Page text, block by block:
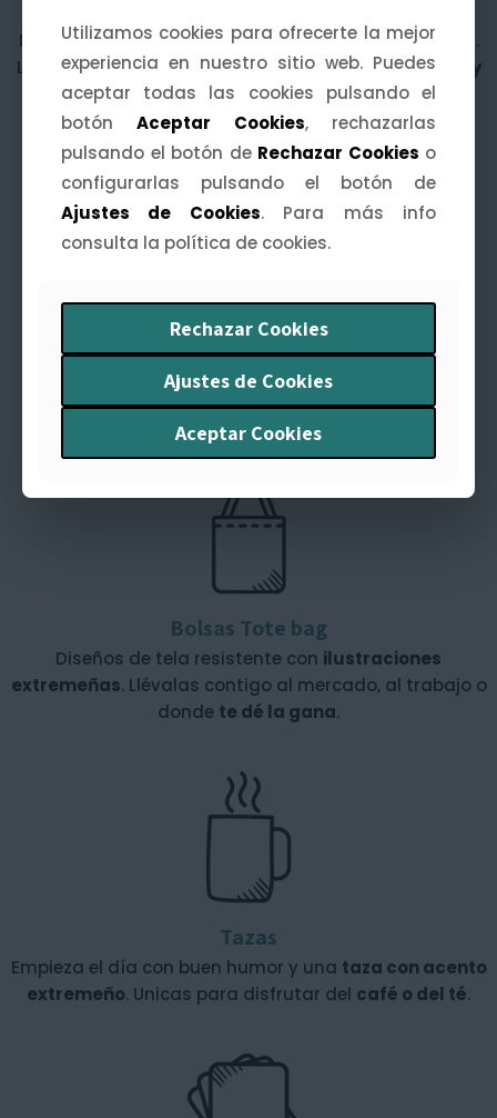
Decora tus paredes con unamijina de Extremadura .
Láminas A4, A5 y A6 inspiradas en paisajes, fiestas y
leyendasde nuestra tierra.
Agendas Extremeñas
Organiza tu año con arte y humor. LaAgenda
Extremeña 2026te acompaña mes a mes con
ilustraciones y curiosidadesde nuestra tierra.
Bolsas Tote bag
Diseños de tela resistente con ilustraciones
extremeñas. Llévalas contigo al mercado, al trabajo o
donde te dé la gana.
Tazas
Empieza el día con buen humor y una taza con acento
extremeño. Unicas para disfrutar del café o del té.
Utilizamos cookies para ofrecerte la mejor
experiencia en nuestro sitio web. Puedes
aceptar todas las cookies pulsando el
botónAceptar Cookies, rechazarlas
pulsando el botón de Rechazar Cookies o
configurarlas pulsando el botón de
Ajustes de Cookies. Para más info
consulta la política de cookies.
Rechazar Cookies
Ajustes de Cookies
Aceptar Cookies
Utilizamos cookies para ofrecerte la mejor
experiencia en nuestro sitio web. Puedes
aceptar todas las cookies pulsando el
botónAceptar Cookies, rechazarlas
pulsando el botón de Rechazar Cookies o
configurarlas pulsando el botón de
Ajustes de Cookies. Para más info
consulta la política de cookies.
Rechazar Cookies
Ajustes de Cookies
Aceptar Cookies